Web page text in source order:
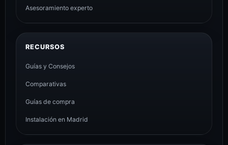
Asesoramiento experto
RECURSOS
Guías y Consejos
Comparativas
Guías de compra
Instalación en Madrid